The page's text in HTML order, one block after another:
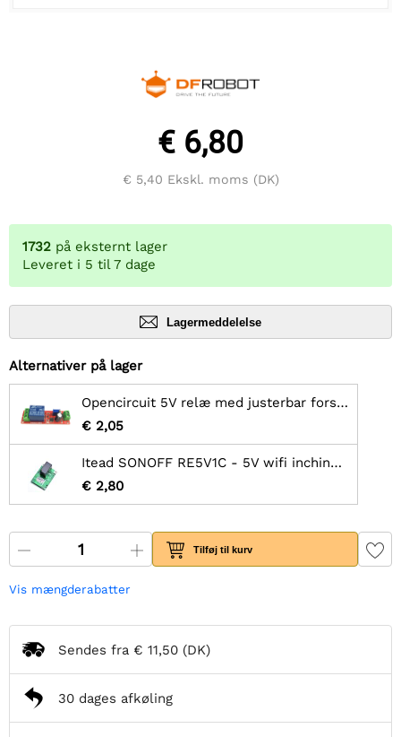
€ 6,80
€ 5,40 Ekskl. moms (DK)
1732 på eksternt lager
Leveret i 5 til 7 dage
Lagermeddelelse
Alternativer på lager
Opencircuit 5V relæ med justerbar forsinkelse (0S - 10S)
€ 2,05
Itead SONOFF RE5V1C - 5V wifi inching/selvlås relæmodul
€ 2,80
Tilføj til kurv
Vis mængderabatter
Sendes fra € 11,50 (DK)
30 dages afkøling